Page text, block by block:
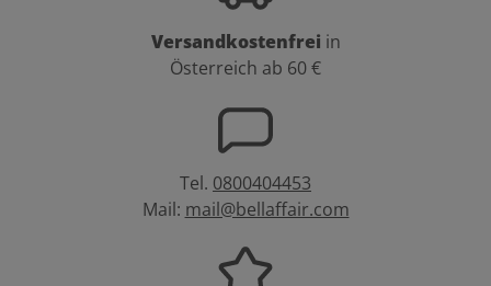
Versandkostenfrei in
Österreich ab 60 €
Tel. 0800404453
Mail: mail@bellaffair.com